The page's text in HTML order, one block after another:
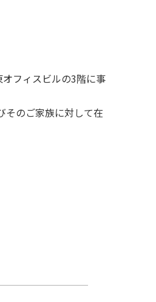
フィスビルの3階に事
そのご家族に対して在